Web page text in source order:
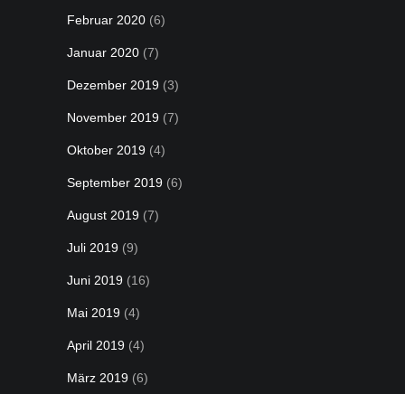
Februar 2020 (6)
Januar 2020 (7)
Dezember 2019 (3)
November 2019 (7)
Oktober 2019 (4)
September 2019 (6)
August 2019 (7)
Juli 2019 (9)
Juni 2019 (16)
Mai 2019 (4)
April 2019 (4)
März 2019 (6)